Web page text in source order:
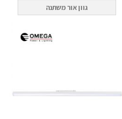
גוון אור משתנה